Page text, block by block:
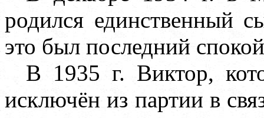
родился единственный
это был последний
В 1935 г. Виктор,
исключён из партии в